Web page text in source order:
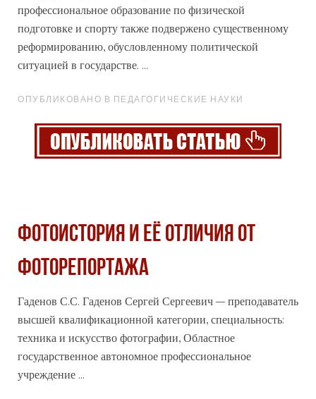
профессиональное образование по физической
подготовке и спорту также подвержено существенному
реформированию, обусловленному политической
ситуацией в государстве. ...
ОПУБЛИКОВАНО В ПЕДАГОГИЧЕСКИЕ НАУКИ
ФОТОИСТОРИЯ И ЕЁ ОТЛИЧИЯ ОТ
ФОТОРЕПОРТАЖА
Гаденов С.С. Гаденов Сергей Сергеевич – преподаватель
высшей квалификационной категории, специальность:
техника и искусство фотографии, Областное
государственное автономное профессиональное
учреждение ...